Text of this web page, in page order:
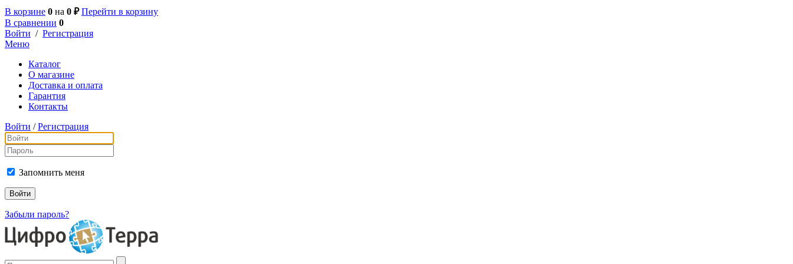
В корзине 0 на 0 ₽ Перейти в корзину
В сравнении 0
Войти / Регистрация
Меню
Каталог
О магазине
Доставка и оплата
Гарантия
Контакты
Войти / Регистрация
Запомнить меня
Забыли пароль?